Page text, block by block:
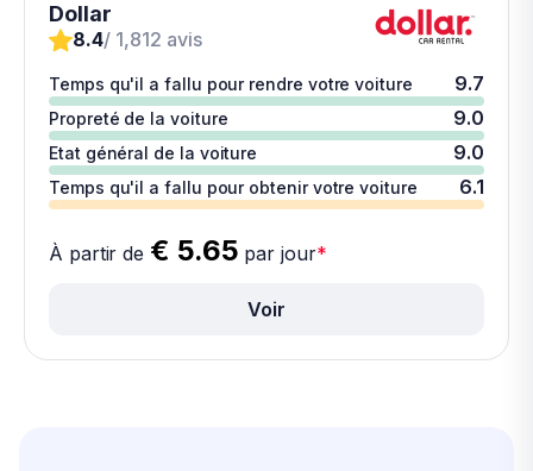
Dollar
8.4/ 1,812 avis
Temps qu'il a fallu pour rendre votre voiture 9.7
Propreté de la voiture 9.0
Etat général de la voiture 9.0
Temps qu'il a fallu pour obtenir votre voiture 6.1
À partir de € 5.65 par jour*
Voir